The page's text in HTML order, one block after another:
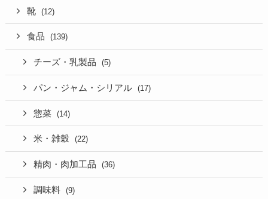
靴 (12)
食品 (139)
チーズ・乳製品 (5)
パン・ジャム・シリアル (17)
惣菜 (14)
米・雑穀 (22)
精肉・肉加工品 (36)
調味料 (9)